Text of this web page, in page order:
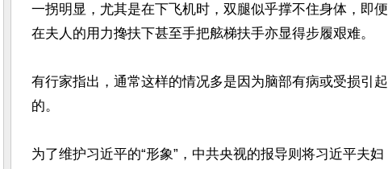
一拐明显，尤其是在下飞机时，双腿似乎撑不住身体，即便
在夫人的用力搀扶下甚至手把舷梯扶手亦显得步履艰难。
有行家指出，通常这样的情况多是因为脑部有病或受损引起
的。
为了维护习近平的“形象”，中共央视的报导则将习近平夫妇